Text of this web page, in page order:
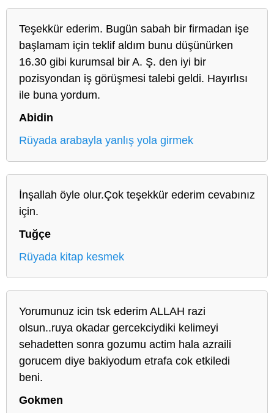
Teşekkür ederim. Bugün sabah bir firmadan işe
başlamam için teklif aldım bunu düşünürken
16.30 gibi kurumsal bir A. Ş. den iyi bir
pozisyondan iş görüşmesi talebi geldi. Hayırlısı
ile buna yordum.
Abidin
Rüyada arabayla yanlış yola girmek
İnşallah öyle olur.Çok teşekkür ederim cevabınız
için.
Tuğçe
Rüyada kitap kesmek
Yorumunuz icin tsk ederim ALLAH razi
olsun..ruya okadar gercekciydiki kelimeyi
sehadetten sonra gozumu actim hala azraili
gorucem diye bakiyodum etrafa cok etkiledi
beni.
Gokmen